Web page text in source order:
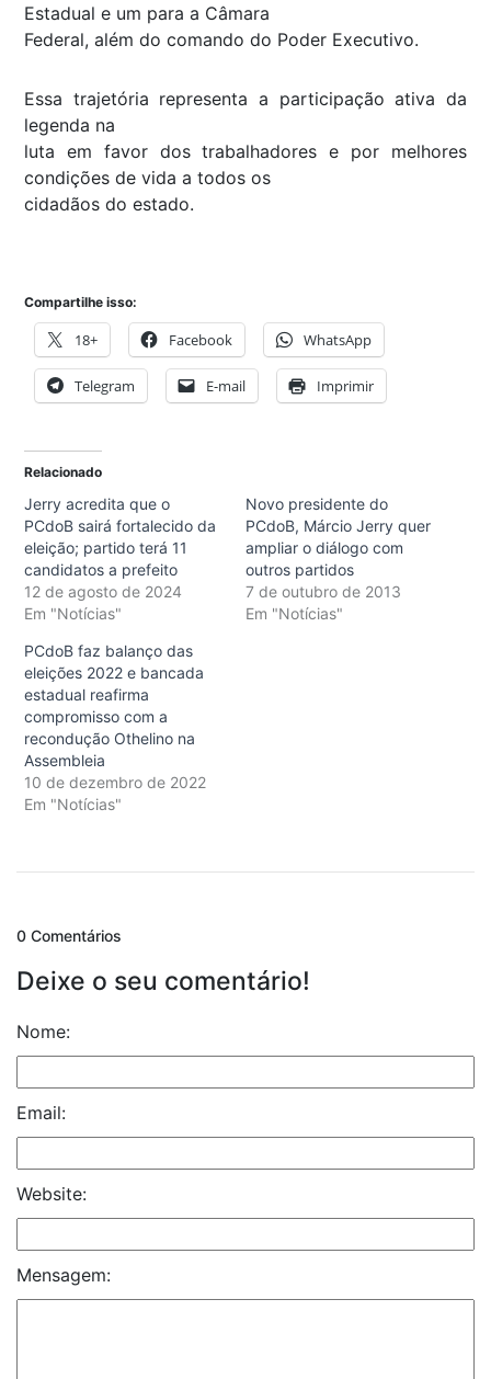
Estadual e um para a Câmara
Federal, além do comando do Poder Executivo.
Essa trajetória representa a participação ativa da
legenda na
luta em favor dos trabalhadores e por melhores
condições de vida a todos os
cidadãos do estado.
Compartilhe isso:
18+ Facebook WhatsApp
Telegram E-mail Imprimir
Relacionado
Jerry acredita que o
PCdoB sairá fortalecido da
eleição; partido terá 11
candidatos a prefeito
12 de agosto de 2024
Em "Notícias"
Novo presidente do
PCdoB, Márcio Jerry quer
ampliar o diálogo com
outros partidos
7 de outubro de 2013
Em "Notícias"
PCdoB faz balanço das
eleições 2022 e bancada
estadual reafirma
compromisso com a
recondução Othelino na
Assembleia
10 de dezembro de 2022
Em "Notícias"
0 Comentários
Deixe o seu comentário!
Nome:
Email:
Website:
Mensagem: